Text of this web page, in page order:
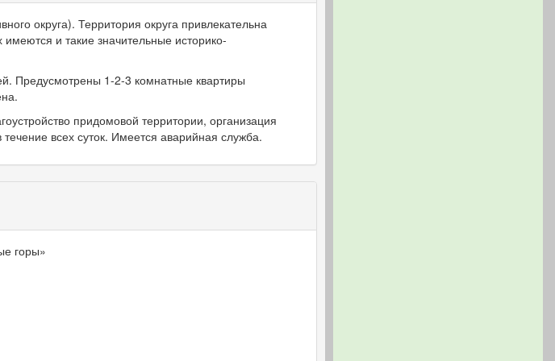
округа). Территория округа привлекательна
и такие значительные историко-
Предусмотрены 1-2-3 комнатные квартиры
придомовой территории, организация
всех суток. Имеется аварийная служба.
горы»